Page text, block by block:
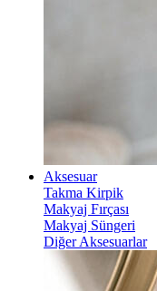
Aksesuar
Takma Kirpik
Makyaj Fırçası
Makyaj Süngeri
Diğer Aksesuarlar